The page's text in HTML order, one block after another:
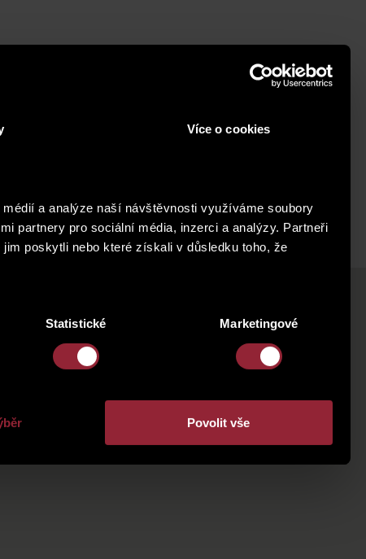
Více o cookies
a analýze naší návštěvnosti využíváme soubory
partnery pro sociální média, inzerci a analýzy. Partneři
poskytli nebo které získali v důsledku toho, že
Statistické Marketingové
Povolit vše